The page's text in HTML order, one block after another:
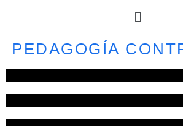
PEDAGOGÍA